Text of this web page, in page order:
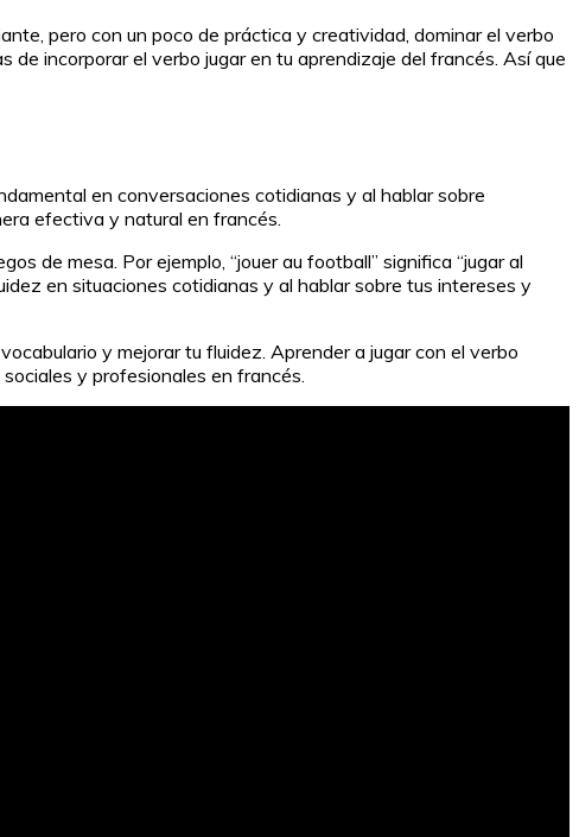
pero con un poco de práctica y creatividad, dominar el verbo
incorporar el verbo jugar en tu aprendizaje del francés. Así que
en conversaciones cotidianas y al hablar sobre
efectiva y natural en francés.
de mesa. Por ejemplo, “jouer au football” significa “jugar al
en situaciones cotidianas y al hablar sobre tus intereses y
y mejorar tu fluidez. Aprender a jugar con el verbo
y profesionales en francés.